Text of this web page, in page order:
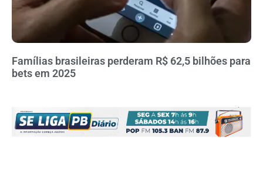
Famílias brasileiras perderam R$ 62,5 bilhões para
bets em 2025